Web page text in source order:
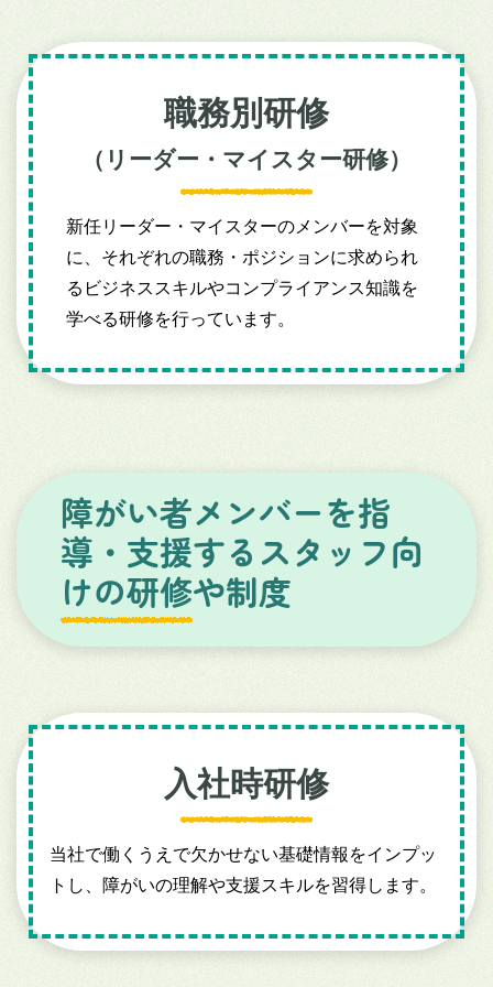
職務別研修
（リーダー・マイスター研修）
新任リーダー・マイスターのメンバーを対象
に、それぞれの職務・ポジションに求められ
るビジネススキルやコンプライアンス知識を
学べる研修を行っています。
障がい者メンバーを指
導・支援するスタッフ向
けの研修や制度
入社時研修
当社で働くうえで欠かせない基礎情報をインプッ
トし、障がいの理解や支援スキルを習得します。